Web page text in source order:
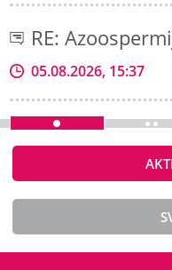
RE:
05.08.2026, 15:37